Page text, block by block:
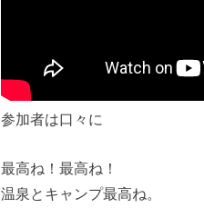
参加者は口々に
最高ね！最高ね！
温泉とキャンプ最高ね。